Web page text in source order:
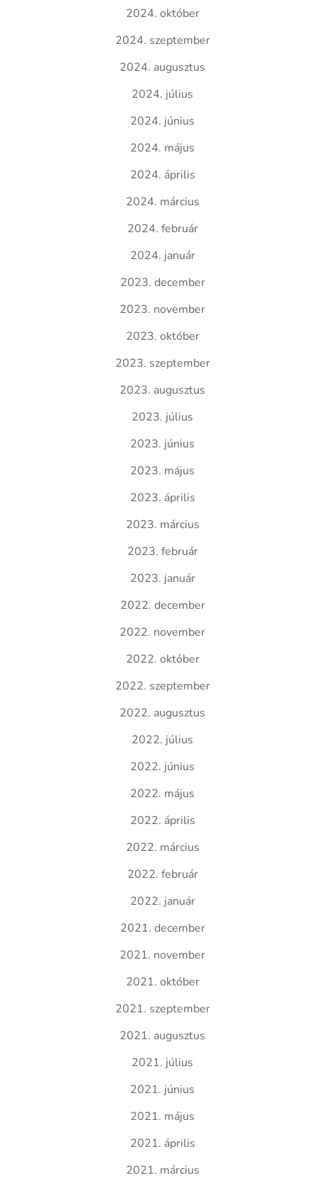
2024. október
2024. szeptember
2024. augusztus
2024. július
2024. június
2024. május
2024. április
2024. március
2024. február
2024. január
2023. december
2023. november
2023. október
2023. szeptember
2023. augusztus
2023. július
2023. június
2023. május
2023. április
2023. március
2023. február
2023. január
2022. december
2022. november
2022. október
2022. szeptember
2022. augusztus
2022. július
2022. június
2022. május
2022. április
2022. március
2022. február
2022. január
2021. december
2021. november
2021. október
2021. szeptember
2021. augusztus
2021. július
2021. június
2021. május
2021. április
2021. március